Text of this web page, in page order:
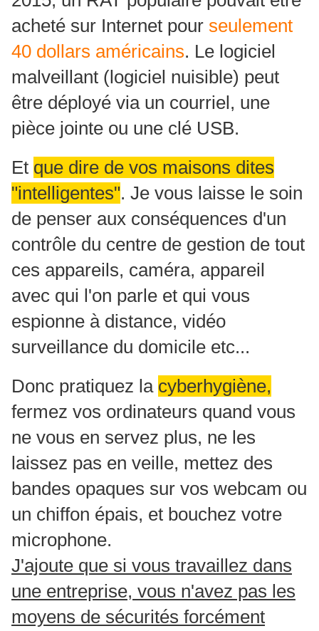
acheté sur Internet pour seulement
40 dollars américains. Le logiciel
malveillant (logiciel nuisible) peut
être déployé via un courriel, une
pièce jointe ou une clé USB.
Et que dire de vos maisons dites
"intelligentes". Je vous laisse le soin
de penser aux conséquences d'un
contrôle du centre de gestion de tout
ces appareils, caméra, appareil
avec qui l'on parle et qui vous
espionne à distance, vidéo
surveillance du domicile etc...
Donc pratiquez la cyberhygiène,
fermez vos ordinateurs quand vous
ne vous en servez plus, ne les
laissez pas en veille, mettez des
bandes opaques sur vos webcam ou
un chiffon épais, et bouchez votre
microphone.
J'ajoute que si vous travaillez dans
une entreprise, vous n'avez pas les
moyens de sécurités forcément